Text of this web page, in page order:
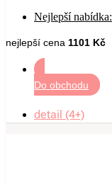
Nejlepší nabídka:
nejlepší cena 1101 Kč
Do obchodu
detail (4+)